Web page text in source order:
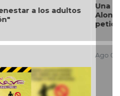
apoyo para Flor
Marie responden a